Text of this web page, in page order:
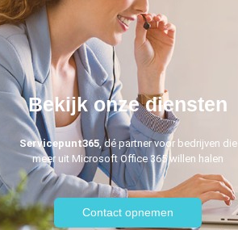
Bekijk onze diensten
Servicepunt365, dé partner voor bedrijven die
meer uit Microsoft Office 365 willen halen
Contact opnemen